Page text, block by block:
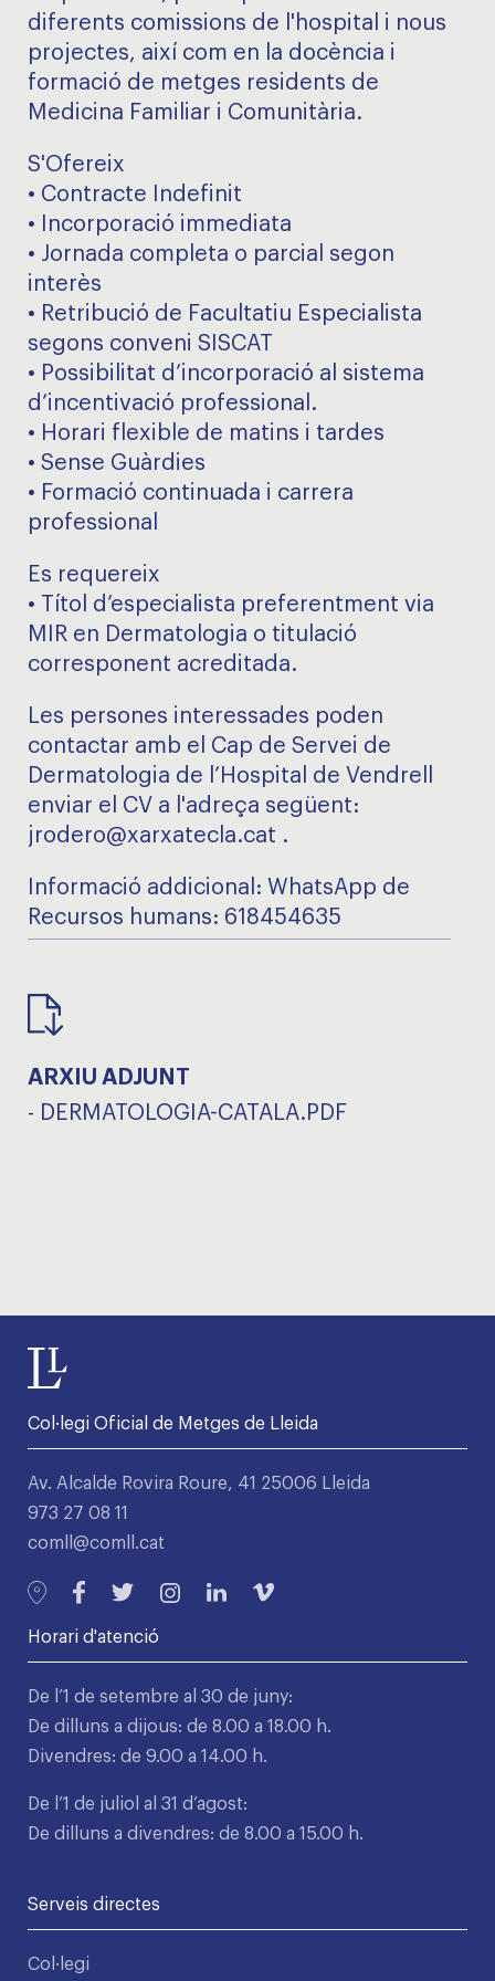
diferents comissions de l'hospital i nous
projectes, així com en la docència i
formació de metges residents de
Medicina Familiar i Comunitària.
S'Ofereix
• Contracte Indefinit
• Incorporació immediata
• Jornada completa o parcial segon
interès
• Retribució de Facultatiu Especialista
segons conveni SISCAT
• Possibilitat d’incorporació al sistema
d’incentivació professional.
• Horari flexible de matins i tardes
• Sense Guàrdies
• Formació continuada i carrera
professional
Es requereix
• Títol d’especialista preferentment via
MIR en Dermatologia o titulació
corresponent acreditada.
Les persones interessades poden
contactar amb el Cap de Servei de
Dermatologia de l’Hospital de Vendrell
enviar el CV a l'adreça següent:
jrodero@xarxatecla.cat .
Informació addicional: WhatsApp de
Recursos humans: 618454635
ARXIU ADJUNT
- DERMATOLOGIA-CATALA.PDF
Col·legi Oficial de Metges de Lleida
Av. Alcalde Rovira Roure, 41 25006 Lleida
973 27 08 11
comll@comll.cat
Horari d'atenció
De l’1 de setembre al 30 de juny:
De dilluns a dijous: de 8.00 a 18.00 h.
Divendres: de 9.00 a 14.00 h.
De l’1 de juliol al 31 d’agost:
De dilluns a divendres: de 8.00 a 15.00 h.
Serveis directes
Col·legi